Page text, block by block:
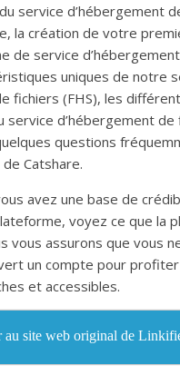
service d’hébergement
la création de votre
de service
uniques de notre
fichiers (FHS), les
service d’hébergement de
questions
Catshare.
avez une base de
voyez ce que la
vous assurons que vous
un compte pour
et accessibles.
au site web original de